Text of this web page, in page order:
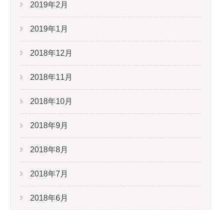
2019年2月
2019年1月
2018年12月
2018年11月
2018年10月
2018年9月
2018年8月
2018年7月
2018年6月